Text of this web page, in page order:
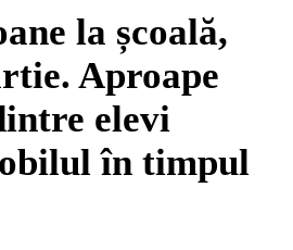
la școală,
Aproape
elevi
în timpul